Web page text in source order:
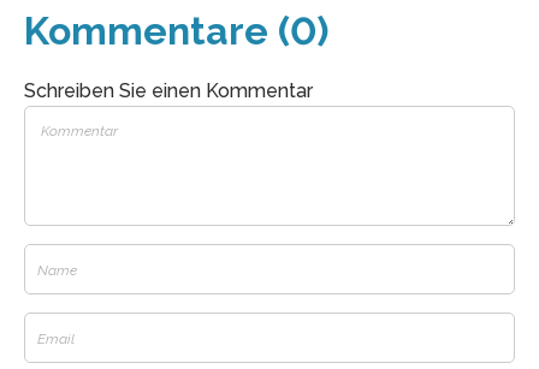
Kommentare (0)
Schreiben Sie einen Kommentar